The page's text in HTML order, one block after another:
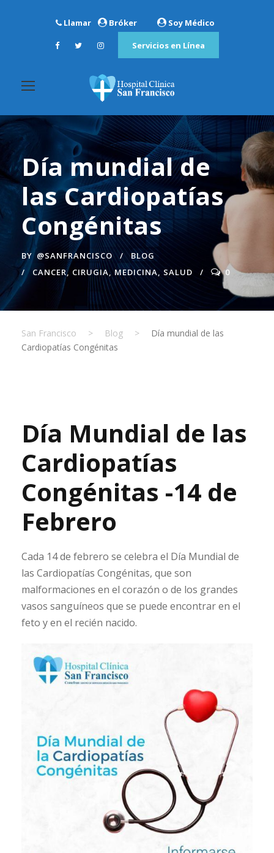
Llamar Bróker Soy Médico
Servicios en Línea
Día mundial de
las Cardiopatías
Congénitas
BY @SANFRANCISCO
BLOG
CANCER, CIRUGIA, MEDICINA, SALUD 0
San Francisco > Blog >
Día mundial de las
Cardiopatías Congénitas
Día Mundial de las
Cardiopatías
Congénitas -14 de
Febrero
Cada 14 de febrero se celebra el Día Mundial de
las Cardiopatías Congénitas, que son
malformaciones en el corazón o de los grandes
vasos sanguíneos que se puede encontrar en el
feto y en el recién nacido.